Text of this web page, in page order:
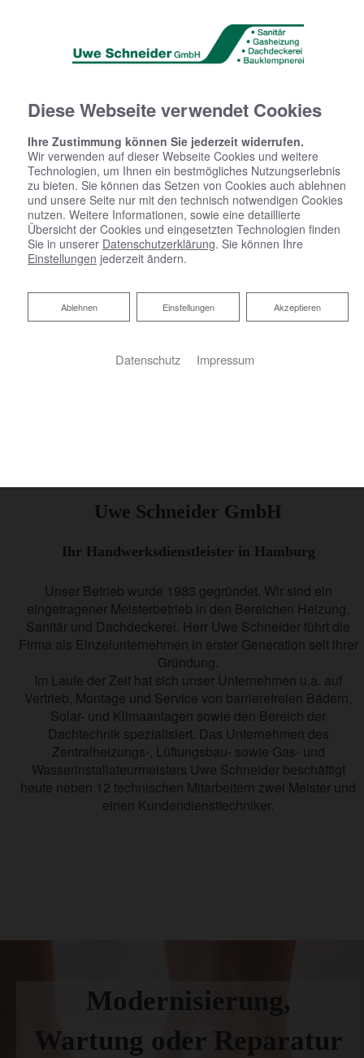
Uwe Schneider GmbH
Ihr Handwerksdienstleister in Hamburg
Unser Betrieb wurde 1983 gegründet. Wir sind ein
eingetragener Meisterbetrieb in den Bereichen Heizung,
Sanitär und Dachdeckerei. Herr Uwe Schneider führt die
Firma als Einzelunternehmen in erster Generation seit ihrer
Gründung.
Im Laufe der Zeit hat sich unser Unternehmen u.a. auf
Vertrieb, Montage und Service von barrierefreien Bädern,
Solar- und Klimaanlagen sowie den Bereich der
Dachtechnik spezialisiert. Das Unternehmen des
Zentralheizungs-, Lüftungsbau- sowie Gas- und
Wasserinstallateurmeisters Uwe Schneider beschäftigt
heute neben 12 technischen Mitarbeitern zwei Meister und
einen Kundendiensttechniker.
Modernisierung,
Wartung oder Reparatur
Diese Webseite verwendet Cookies
Ihre Zustimmung können Sie jederzeit widerrufen.
Wir verwenden auf dieser Webseite Cookies und weitere
Technologien, um Ihnen ein bestmögliches Nutzungserlebnis
zu bieten. Sie können das Setzen von Cookies auch ablehnen
und unsere Seite nur mit den technisch notwendigen Cookies
nutzen. Weitere Informationen, sowie eine detaillierte
Übersicht der Cookies und eingesetzten Technologien finden
Sie in unserer Datenschutzerklärung. Sie können Ihre
Einstellungen jederzeit ändern.
Akzeptieren
Einstellungen
Ablehnen
Ablehnen
Datenschutz Impressum